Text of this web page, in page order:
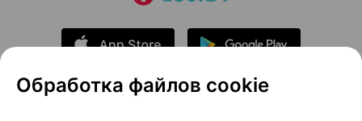
Обработка файлов cookie